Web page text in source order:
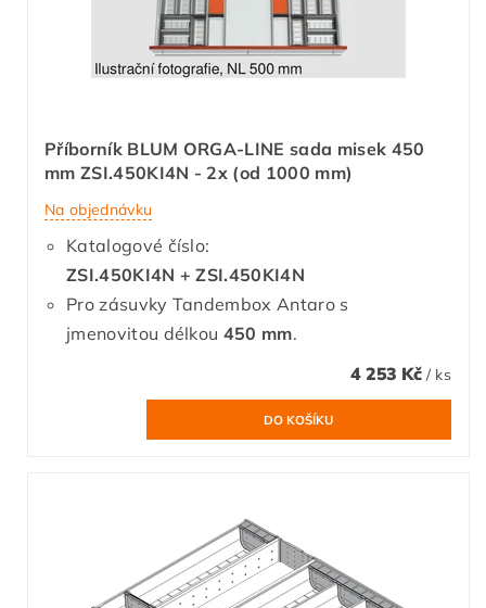
Příborník BLUM ORGA-LINE sada misek 450
mm ZSI.450KI4N - 2x (od 1000 mm)
Na objednávku
Katalogové číslo:
ZSI.450KI4N + ZSI.450KI4N
Pro zásuvky Tandembox Antaro s
jmenovitou délkou 450 mm.
4 253 Kč / ks